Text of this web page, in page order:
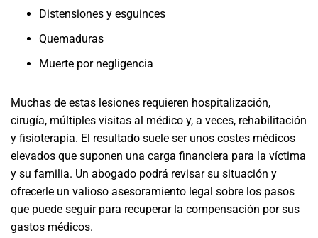
Distensiones y esguinces
Quemaduras
Muerte por negligencia
Muchas de estas lesiones requieren hospitalización,
cirugía, múltiples visitas al médico y, a veces, rehabilitación
y fisioterapia. El resultado suele ser unos costes médicos
elevados que suponen una carga financiera para la víctima
y su familia. Un abogado podrá revisar su situación y
ofrecerle un valioso asesoramiento legal sobre los pasos
que puede seguir para recuperar la compensación por sus
gastos médicos.